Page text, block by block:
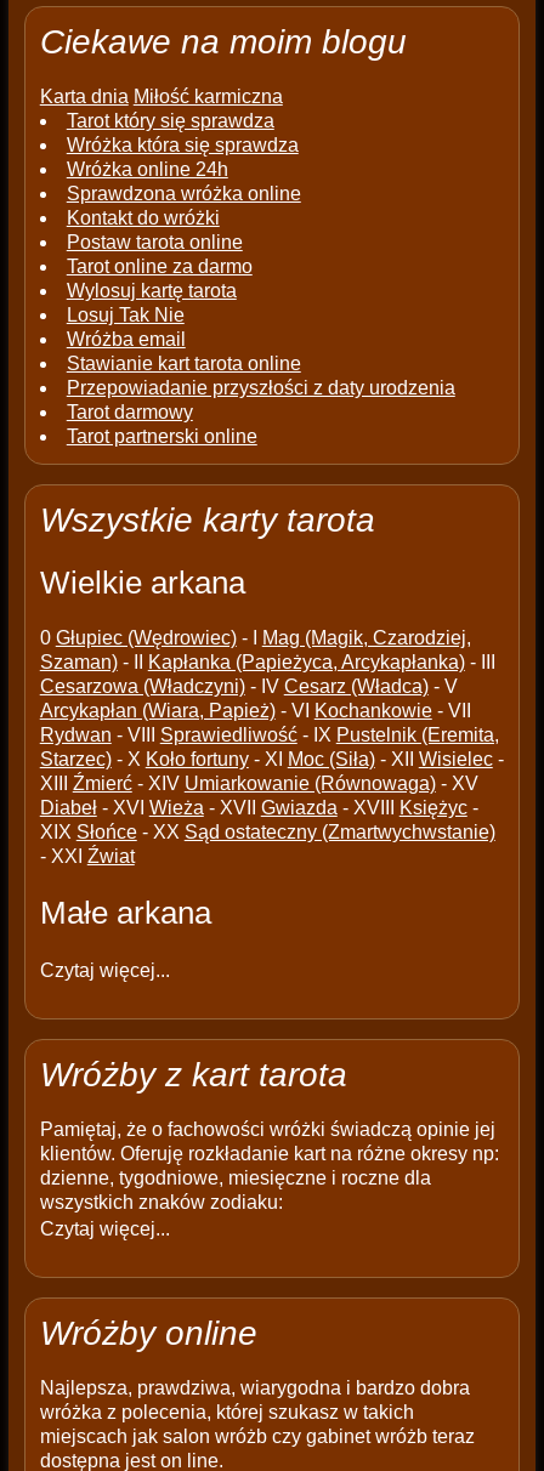
Ciekawe na moim blogu
Karta dnia Miłość karmiczna
Tarot który się sprawdza
Wróżka która się sprawdza
Wróżka online 24h
Sprawdzona wróżka online
Kontakt do wróżki
Postaw tarota online
Tarot online za darmo
Wylosuj kartę tarota
Losuj Tak Nie
Wróżba email
Stawianie kart tarota online
Przepowiadanie przyszłości z daty urodzenia
Tarot darmowy
Tarot partnerski online
Wszystkie karty tarota
Wielkie arkana
0 Głupiec (Wędrowiec)- I
Mag (Magik, Czarodziej,
Szaman)- II Kapłanka (Papieżyca, Arcykapłanka)- III
Cesarzowa (Władczyni)- IV Cesarz (Władca)- V
Arcykapłan (Wiara, Papież)- VI Kochankowie- VII
Rydwan - VIII Sprawiedliwość- IX Pustelnik (Eremita,
Starzec)- X Koło fortuny- XI Moc (Siła)- XII Wisielec-
XIII Źmierć- XIV Umiarkowanie (Równowaga)- XV
Diabeł- XVI Wieża - XVII Gwiazda - XVIII Księżyc-
XIX Słońce- XX Sąd ostateczny (Zmartwychwstanie)
- XXI Źwiat
Małe arkana
Czytaj więcej...
Wróżby z kart tarota
Pamiętaj, że o fachowości wróżki świadczą opinie jej
klientów. Oferuję rozkładanie kart na różne okresy np:
dzienne, tygodniowe, miesięczne i roczne dla
wszystkich znaków zodiaku:
Czytaj więcej...
Wróżby online
Najlepsza, prawdziwa, wiarygodna i bardzo dobra
wróżka z polecenia, której szukasz w takich
miejscach jak salon wróżb czy gabinet wróżb teraz
dostępna jest on line.